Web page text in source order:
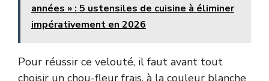
années » : 5 ustensiles de cuisine à éliminer
impérativement en 2026
Pour réussir ce velouté, il faut avant tout
choisir un chou-fleur frais, à la couleur blanche